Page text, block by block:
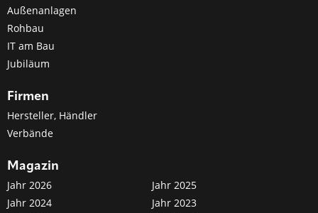
Außenanlagen
Rohbau
IT am Bau
Jubiläum
Firmen
Hersteller, Händler
Verbände
Magazin
Jahr 2026
Jahr 2025
Jahr 2024
Jahr 2023